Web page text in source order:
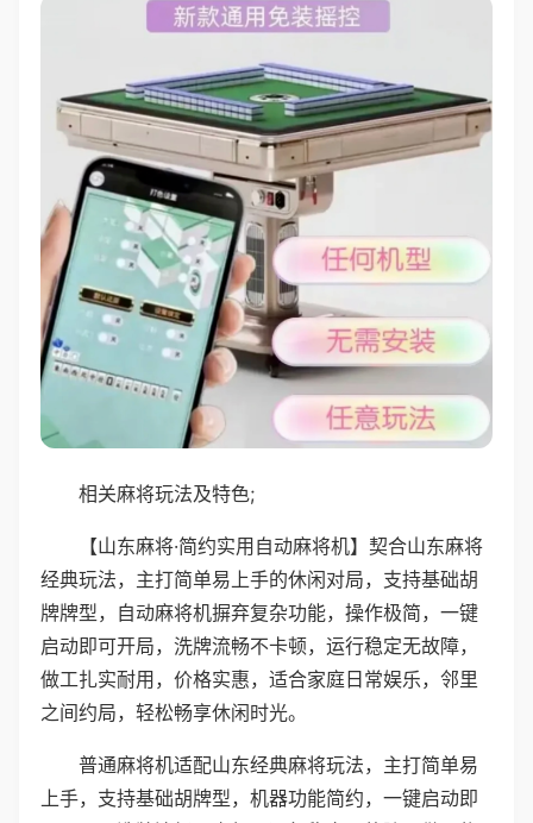
相关麻将玩法及特色;
【山东麻将·简约实用自动麻将机】契合山东麻将
经典玩法，主打简单易上手的休闲对局，支持基础胡
牌牌型，自动麻将机摒弃复杂功能，操作极简，一键
启动即可开局，洗牌流畅不卡顿，运行稳定无故障，
做工扎实耐用，价格实惠，适合家庭日常娱乐，邻里
之间约局，轻松畅享休闲时光。
普通麻将机适配山东经典麻将玩法，主打简单易
上手，支持基础胡牌型，机器功能简约，一键启动即